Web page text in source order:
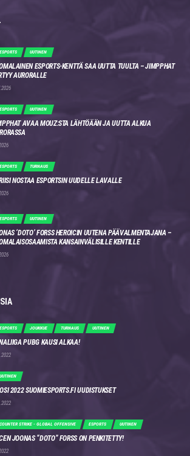
ESPORTS UUTINEN
ESPORTS-KENTTÄ SAA UUTTA TUULTA – JIMPPHAT
AURORALLE
ESPORTS UUTINEN
AVAA MOUZ:STA LÄHTÖÄÄN JA UUTTA ALKUA
ESPORTS TURNAUS
NOSTAA ESPORTSIN UUDELLE LAVALLE
ESPORTS UUTINEN
‘DOTO’ FORSS HEROICIN UUTENA PÄÄVALMENTAJANA –
KANSAINVÄLISILLE KENTILLE
ESPORTS JOUKKUE TURNAUS UUTINEN
PUBG KAUSI ALKAA!
UUTINEN
2022 SUOMIESPORTS.FI UUDISTUKSET
COUNTER STRIKE - GLOBAL OFFENSIVE ESPORTS UUTINEN
JOONAS “DOTO” FORSS ON PENKITETTY!